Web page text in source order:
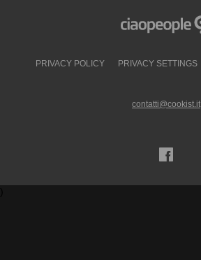
PRIVACY POLICY PRIVACY SETTINGS
contatti@cookist.it